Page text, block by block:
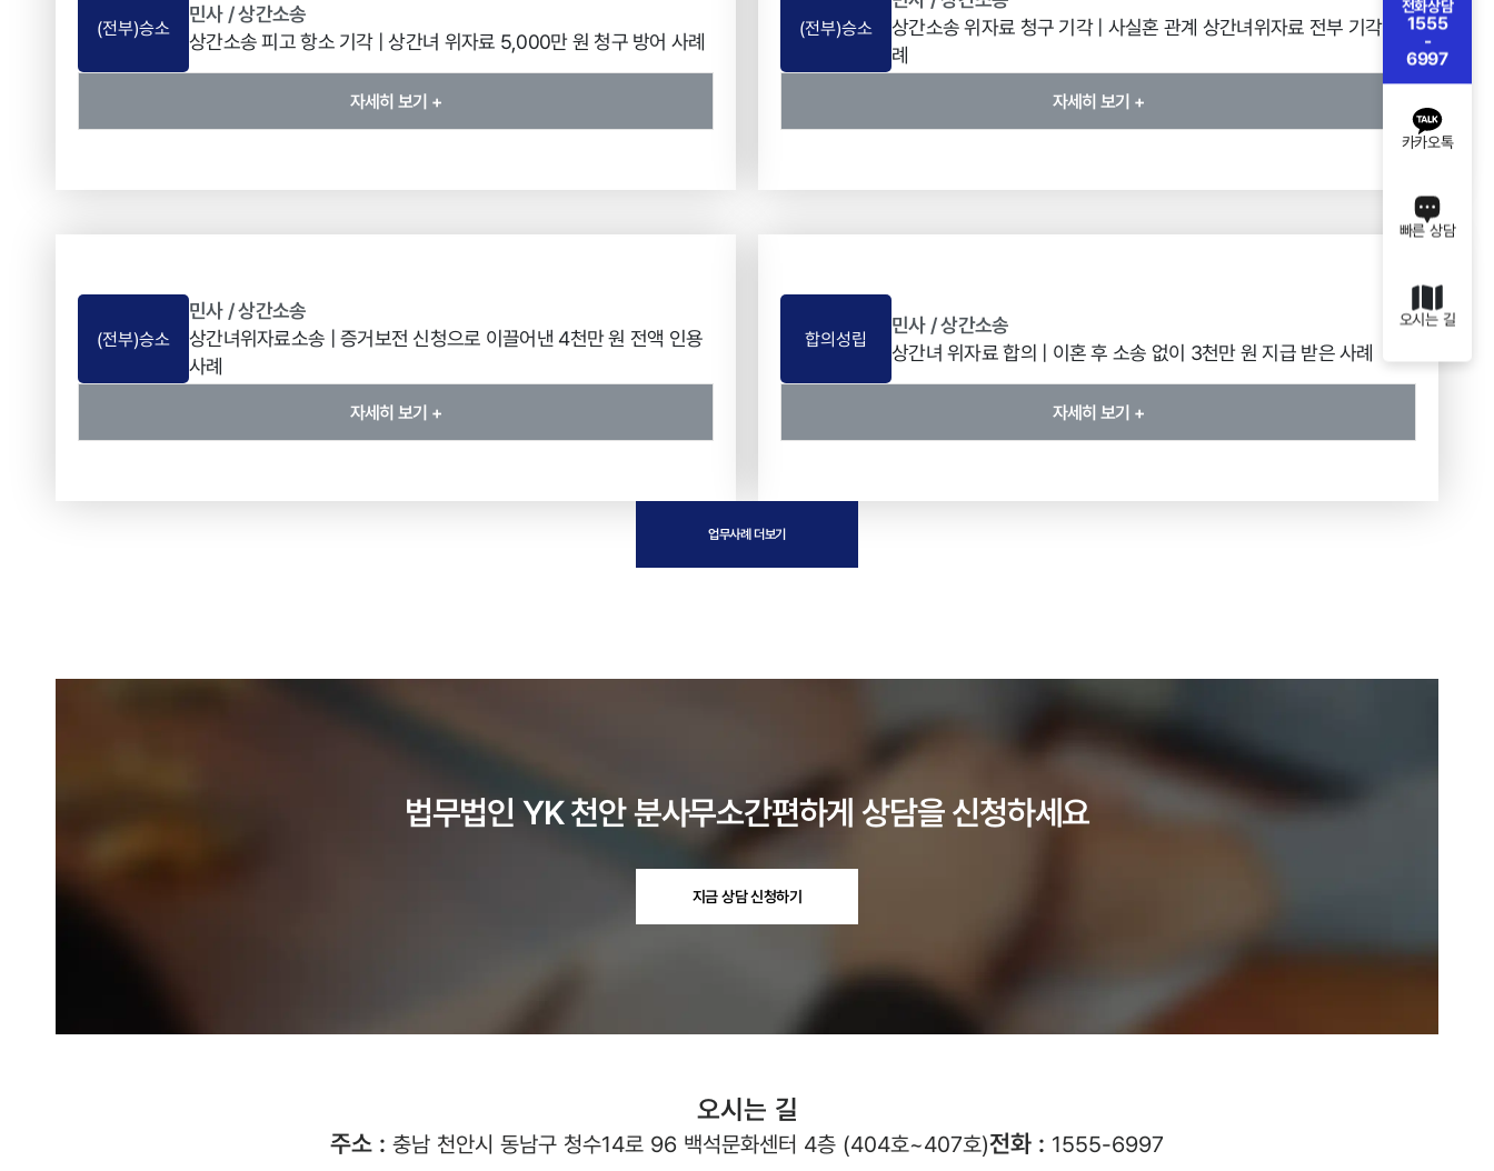
(전부)승소
민사 / 상간소송
상간소송 피고 항소 기각 | 상간녀 위자료 5,000만 원 청구 방어 사례
자세히 보기 +
(전부)승소
상간소송 위자료 청구 기각 | 사실혼 관계 상간녀위자료 전부 기각 사
례
자세히 보기 +
(전부)승소
민사 / 상간소송
상간녀위자료소송 | 증거보전 신청으로 이끌어낸 4천만 원 전액 인용
사례
자세히 보기 +
합의성립
민사 / 상간소송
상간녀 위자료 합의 | 이혼 후 소송 없이 3천만 원 지급 받은 사례
자세히 보기 +
업무사례 더보기
법무법인 YK천안분사무소간편하게 상담을 신청하세요
지금 상담 신청하기
오시는 길
주소 : 충남 천안시 동남구 청수14로 96 백석문화센터 4층 (404호~407호)전화 : 1555-6997
전화상담
1555
-
6997
카카오톡
빠른 상담
오시는 길